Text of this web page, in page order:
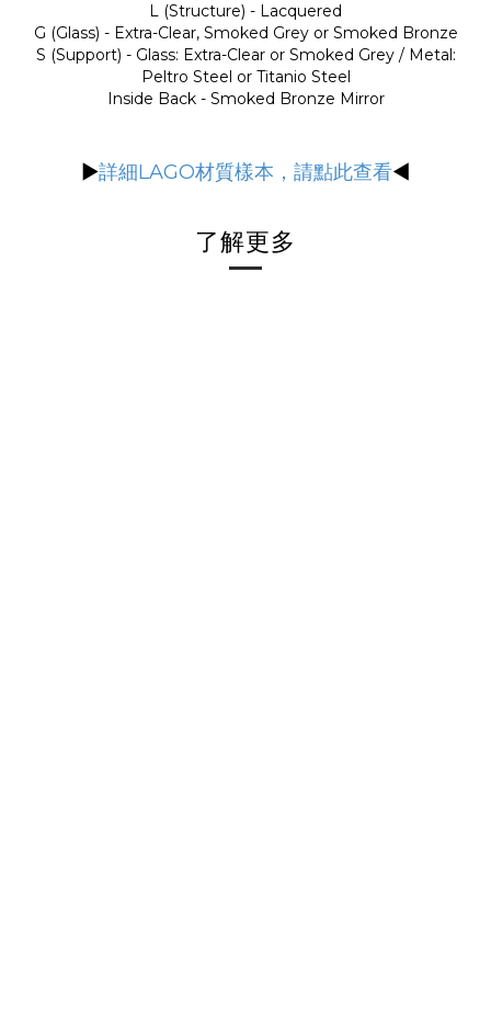
L (Structure) - Lacquered
G (Glass) - Extra-Clear, Smoked Grey or Smoked Bronze
S (Support) - Glass: Extra-Clear or Smoked Grey / Metal:
Peltro Steel or Titanio Steel
Inside Back - Smoked Bronze Mirror
▶詳細LAGO材質樣本，請點此查看◀
了解更多